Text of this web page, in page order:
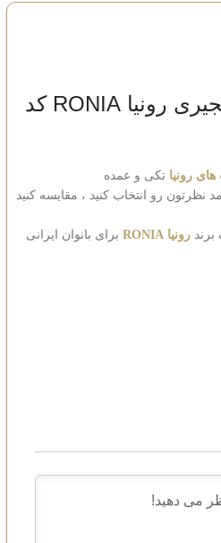
شورت لامبادا زنجیری رونیا RONIA کد
رونیا تکی و عمده
نظرتون رو انتخاب کنید ، مقایسه کنید
برند رونیا RONIA برای بانوان ایرانی